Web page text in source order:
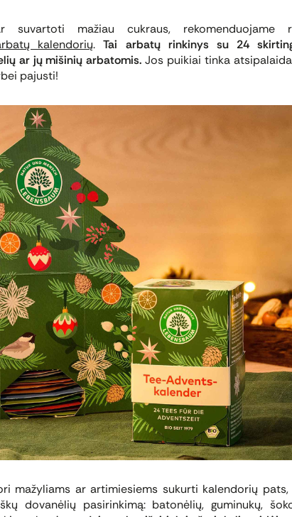
suvartoti mažiau cukraus, rekomenduojame
kalendorių.Tai arbatų rinkinys su 24
ar jų mišinių arbatomis. Jos puikiai tinka
pajusti!
mažyliams ar artimiesiems sukurti kalendorių pats,
dovanėlių pasirinkimą: batonėlių, guminukų,